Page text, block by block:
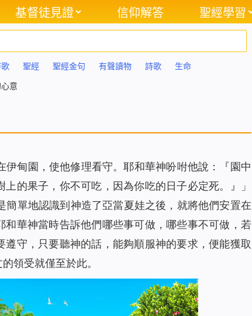
基督徒見證 信仰解答 聖經學習
聖經 聖經金句 有聲讀物 詩歌 生命
意
甸園，使他修理看守。耶和華神吩咐他說：『 園中
的果子，你不可吃，因為你吃的日子必定死。
』」
簡單地認識到神造了亞當夏娃之後，就將他們安置在
華神當時告訴他們哪些事可做，哪些事不可做，若
守，只要聽神的話，能夠順服神的要求，便能獲取
領受就僅至於此。